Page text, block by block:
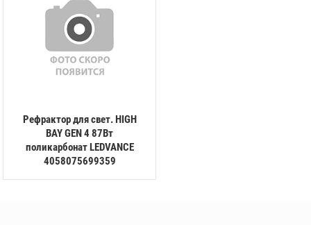
Рефрактор для свет. HIGH
BAY GEN 4 87Вт
поликарбонат LEDVANCE
4058075699359